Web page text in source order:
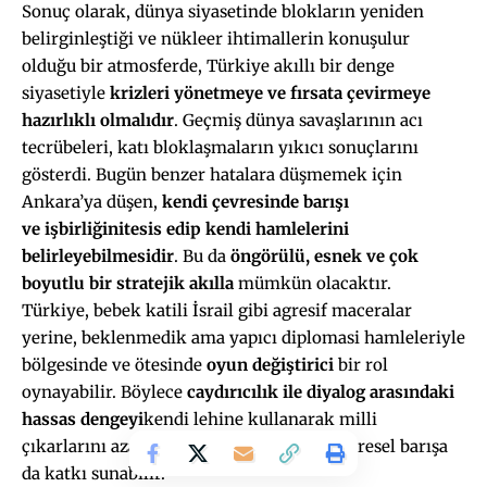
Sonuç olarak, dünya siyasetinde blokların yeniden
belirginleştiği ve nükleer ihtimallerin konuşulur
olduğu bir atmosferde, Türkiye akıllı bir denge
siyasetiyle krizleri yönetmeye ve fırsata çevirmeye
hazırlıklı olmalıdır. Geçmiş dünya savaşlarının acı
tecrübeleri, katı bloklaşmaların yıkıcı sonuçlarını
gösterdi. Bugün benzer hatalara düşmemek için
Ankara’ya düşen, kendi çevresinde barışı
ve işbirliğinitesis edip kendi hamlelerini
belirleyebilmesidir. Bu da öngörülü, esnek ve çok
boyutlu bir stratejik akılla mümkün olacaktır.
Türkiye, bebek katili İsrail gibi agresif maceralar
yerine, beklenmedik ama yapıcı diplomasi hamleleriyle
bölgesinde ve ötesinde oyun değiştirici bir rol
oynayabilir. Böylece caydırıcılık ile diyalog arasındaki
hassas dengeyikendi lehine kullanarak milli
çıkarlarını azami ölçüde koruyabilir ve küresel barışa
da katkı sunabilir.